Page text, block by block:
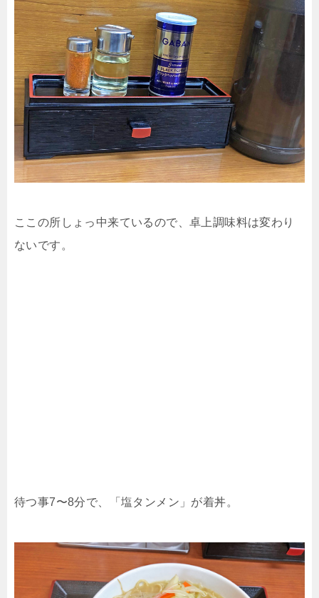
ここの所しょっ中来ているので、卓上調味料は変わり
ないです。
待つ事7〜8分で、「塩タンメン」が着丼。